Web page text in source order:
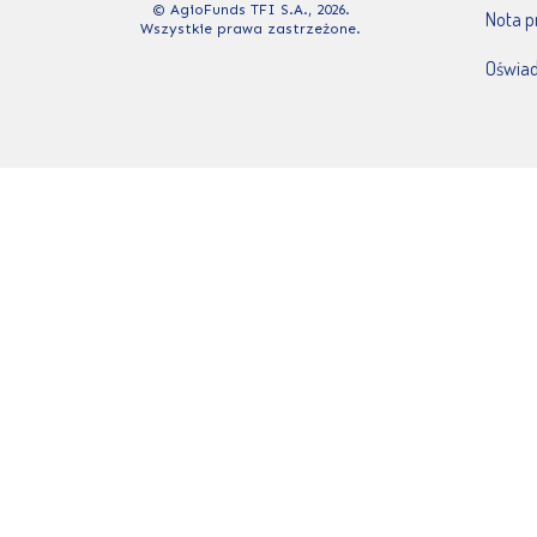
© AgioFunds TFI S.A., 2026.
Wszystkie prawa zastrzeżone.
Nota